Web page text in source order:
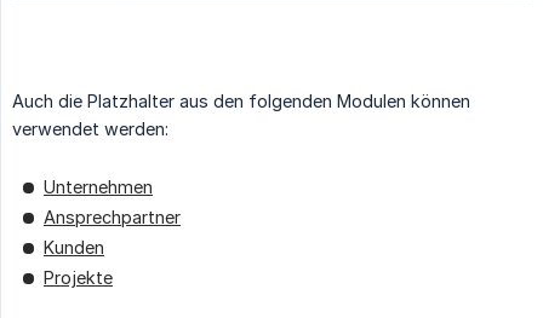
Auch die Platzhalter aus den folgenden Modulen können
verwendet werden:
Unternehmen
Ansprechpartner
Kunden
Projekte